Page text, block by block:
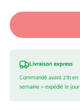
Livraison express
Commandé avant 21h en
semaine = expédié le